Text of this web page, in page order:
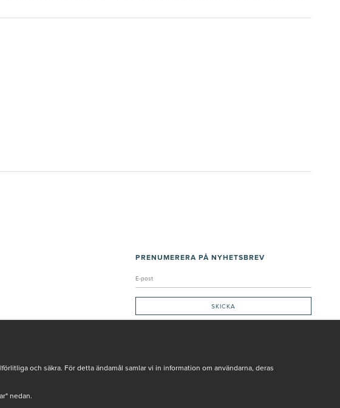
PRENUMERERA PÅ NYHETSBREV
och säkra. För detta ändamål samlar vi in information om användarna, deras
nedan.